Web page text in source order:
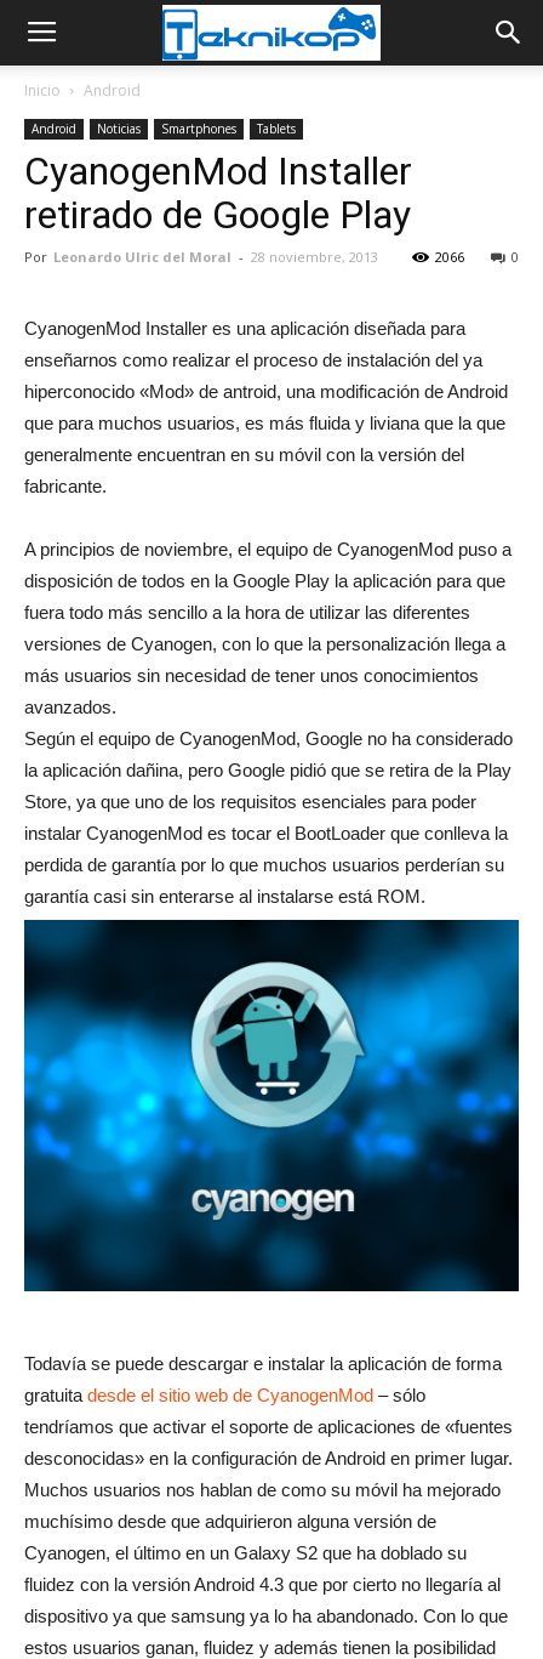
Inicio Android
Android Noticias Smartphones Tablets
CyanogenMod Installer
retirado de Google Play
Por Leonardo Ulric del Moral - 28 noviembre, 2013 0
2066
CyanogenMod Installer es una aplicación diseñada para
enseñarnos como realizar el proceso de instalación del ya
hiperconocido «Mod» de antroid, una modificación de Android
que para muchos usuarios, es más fluida y liviana que la que
generalmente encuentran en su móvil con la versión del
fabricante.
A principios de noviembre, el equipo de CyanogenMod puso a
disposición de todos en la Google Play la aplicación para que
fuera todo más sencillo a la hora de utilizar las diferentes
versiones de Cyanogen, con lo que la personalización llega a
más usuarios sin necesidad de tener unos conocimientos
avanzados.
Según el equipo de CyanogenMod, Google no ha considerado
la aplicación dañina, pero Google pidió que se retira de la Play
Store, ya que uno de los requisitos esenciales para poder
instalar CyanogenMod es tocar el BootLoader que conlleva la
perdida de garantía por lo que muchos usuarios perderían su
garantía casi sin enterarse al instalarse está ROM.
Todavía se puede descargar e instalar la aplicación de forma
gratuita desde el sitio web de CyanogenMod – sólo
tendríamos que activar el soporte de aplicaciones de «fuentes
desconocidas» en la configuración de Android en primer lugar.
Muchos usuarios nos hablan de como su móvil ha mejorado
muchísimo desde que adquirieron alguna versión de
Cyanogen, el último en un Galaxy S2 que ha doblado su
fluidez con la versión Android 4.3 que por cierto no llegaría al
dispositivo ya que samsung ya lo ha abandonado. Con lo que
estos usuarios ganan, fluidez y además tienen la posibilidad